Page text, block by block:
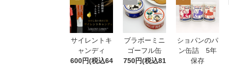
サイレントキ
ャンディ
600円(税込64
ブラボーミニ
ゴーフル缶
750円(税込81
ショパンのパ
ン缶詰 5年
保存